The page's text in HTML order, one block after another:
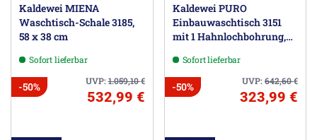
Kaldewei MIENA
Waschtisch-Schale 3185,
58 x 38 cm
Sofort lieferbar
UVP:1.059,10€
-50%
532,99 €
Kaldewei PURO
Einbauwaschtisch 3151
mit 1 Hahnlochbohrung,
Sofort lieferbar
UVP:642,60€
-50%
323,99 €